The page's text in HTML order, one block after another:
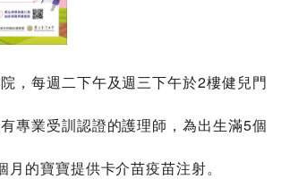
，每週二下午及週三下午於2樓健兒門
專業受訓認證的護理師，為出生滿5個
月的寶寶提供卡介苗疫苗注射。